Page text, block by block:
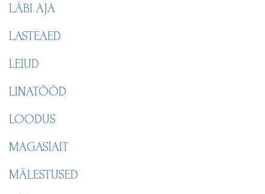
LÄBI AJA
LASTEAED
LEIUD
LINATÖÖD
LOODUS
MAGASIAIT
MÄLESTUSED